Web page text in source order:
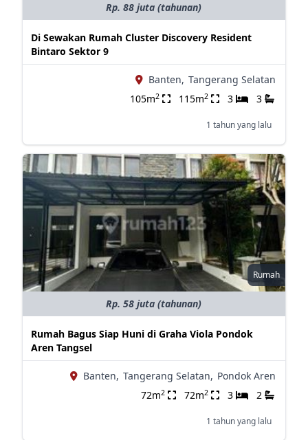
Rp. 88 juta (tahunan)
Di Sewakan Rumah Cluster Discovery Resident
Bintaro Sektor 9
Banten, Tangerang Selatan
105m2 115m2 3 3
1 tahun yang lalu
Rumah
Rp. 58 juta (tahunan)
Rumah Bagus Siap Huni di Graha Viola Pondok
Aren Tangsel
Banten, Tangerang Selatan, Pondok Aren
72m2 72m2 3 2
1 tahun yang lalu